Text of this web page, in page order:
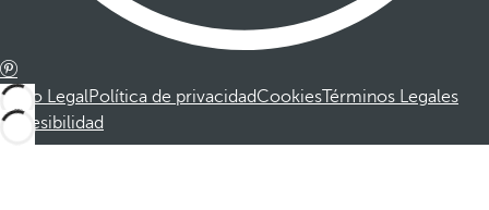
Aviso LegalPolítica de privacidadCookiesTérminos Legales
Accesibilidad